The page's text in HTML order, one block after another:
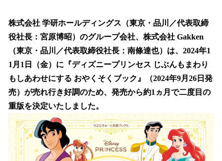
！
数
を
読
み
込
み
中
で
す
株式会社 学研ホールディングス（東京・品川／代表取締
役社長：宮原博昭）のグループ会社、株式会社 Gakken
（東京・品川／代表取締役社長：南條達也）は、2024年1
1月1日（金）に『ディズニープリンセス じぶんもまわり
もしあわせにする おやくそくブック』（2024年9月26日発
売）が売れ行き好調のため、発売から約1ヵ月で二度目の
重版を決定いたしました。